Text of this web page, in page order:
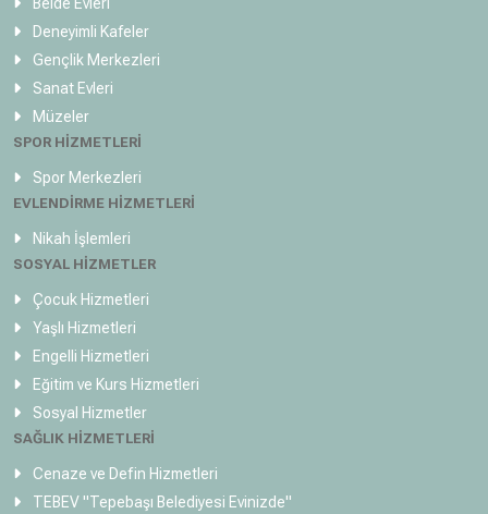
Belde Evleri
Deneyimli Kafeler
Gençlik Merkezleri
Sanat Evleri
Müzeler
SPOR HİZMETLERİ
Spor Merkezleri
EVLENDİRME HİZMETLERİ
Nikah İşlemleri
SOSYAL HİZMETLER
Çocuk Hizmetleri
Yaşlı Hizmetleri
Engelli Hizmetleri
Eğitim ve Kurs Hizmetleri
Sosyal Hizmetler
SAĞLIK HİZMETLERİ
Cenaze ve Defin Hizmetleri
TEBEV "Tepebaşı Belediyesi Evinizde"